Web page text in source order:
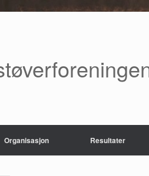
Organisasjon Resultater